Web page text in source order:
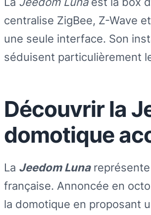
centralise ZigBee, Z-Wave
une seule interface. Son
séduisent particulièrement
Découvrir la
domotique
La Jeedom Lunareprésente
française. Annoncée en
la domotique en proposant